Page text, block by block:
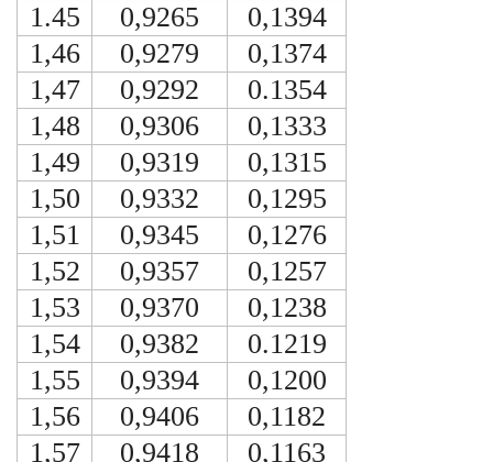
1.45
0,9265
0,1394
1,46
0,9279
0,1374
1,47
0,9292
0.1354
1,48
0,9306
0,1333
1,49
0,9319
0,1315
1,50
0,9332
0,1295
1,51
0,9345
0,1276
1,52
0,9357
0,1257
1,53
0,9370
0,1238
1,54
0,9382
0.1219
1,55
0,9394
0,1200
1,56
0,9406
0,1182
1,57
0,9418 0,1163